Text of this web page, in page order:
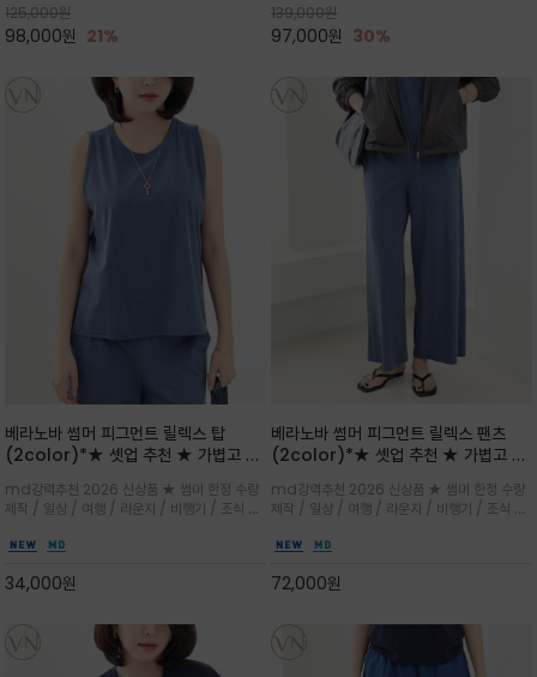
등과 밸런스를 맞춥니다
125,000원
98,000원 21%
가볍게 비치는 세련된후드
139,000원
97,000원 30%
베라노바 썸머 피그먼트 릴렉스 탑
(2color)*★ 셋업 추천 ★ 가볍고 부
튼 소재로 완성
md강력추천 2026 신상품 ★ 썸머 한정 수량
제작 / 일상 / 여행 / 라운지 / 비행기 / 조식 /
그먼트로 제작되어 편하고 가볍게 후회없으실 아
34,000원
베라노바 썸머 피그먼트 릴렉스 팬츠
(2color)*★ 셋업 추천 ★ 가볍고 부
튼 소재로 완성
md강력추천 2026 신상품 ★ 썸머 한정 수량
제작 / 일상 / 여행 / 라운지 / 비행기 / 조식 /
그먼트로 제작되어 편하고 가볍게 후회없으실 아
72,000원